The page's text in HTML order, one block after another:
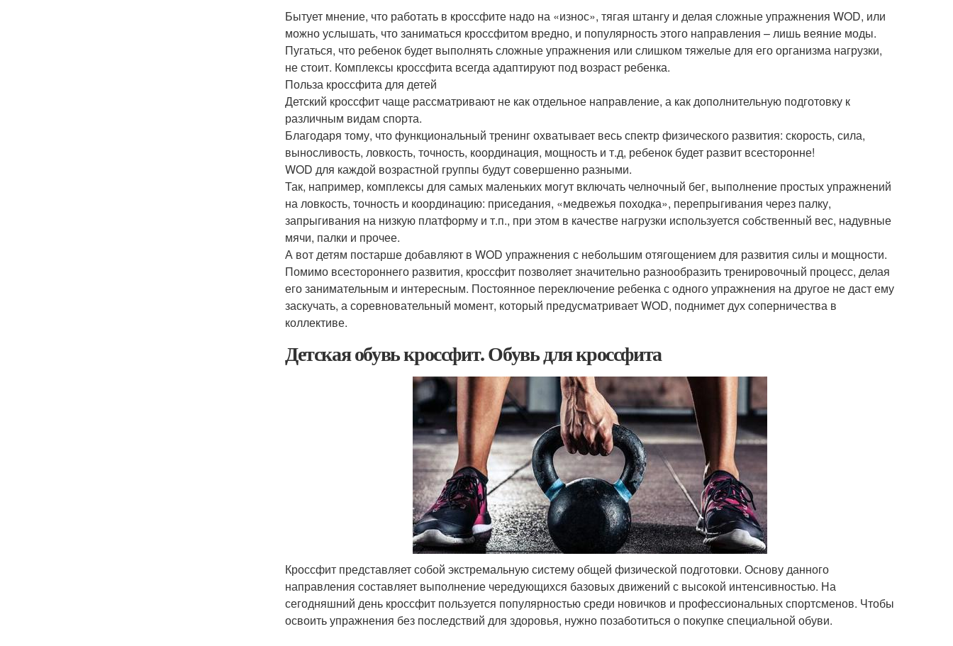
Бытует мнение, что работать в кроссфите надо на «износ», тягая штангу и делая сложные упражнения WOD, или
можно услышать, что заниматься кроссфитом вредно, и популярность этого направления – лишь веяние моды.
Пугаться, что ребенок будет выполнять сложные упражнения или слишком тяжелые для его организма нагрузки,
не стоит. Комплексы кроссфита всегда адаптируют под возраст ребенка.
Польза кроссфита для детей
Детский кроссфит чаще рассматривают не как отдельное направление, а как дополнительную подготовку к
различным видам спорта.
Благодаря тому, что функциональный тренинг охватывает весь спектр физического развития: скорость, сила,
выносливость, ловкость, точность, координация, мощность и т.д, ребенок будет развит всесторонне!
WOD для каждой возрастной группы будут совершенно разными.
Так, например, комплексы для самых маленьких могут включать челночный бег, выполнение простых упражнений
на ловкость, точность и координацию: приседания, «медвежья походка», перепрыгивания через палку,
запрыгивания на низкую платформу и т.п., при этом в качестве нагрузки используется собственный вес, надувные
мячи, палки и прочее.
А вот детям постарше добавляют в WOD упражнения с небольшим отягощением для развития силы и мощности.
Помимо всестороннего развития, кроссфит позволяет значительно разнообразить тренировочный процесс, делая
его занимательным и интересным. Постоянное переключение ребенка с одного упражнения на другое не даст ему
заскучать, а соревновательный момент, который предусматривает WOD, поднимет дух соперничества в
коллективе.
Детская обувь кроссфит. Обувь для кроссфита
Кроссфит представляет собой экстремальную систему общей физической подготовки. Основу данного
направления составляет выполнение чередующихся базовых движений с высокой интенсивностью. На
сегодняшний день кроссфит пользуется популярностью среди новичков и профессиональных спортсменов. Чтобы
освоить упражнения без последствий для здоровья, нужно позаботиться о покупке специальной обуви.